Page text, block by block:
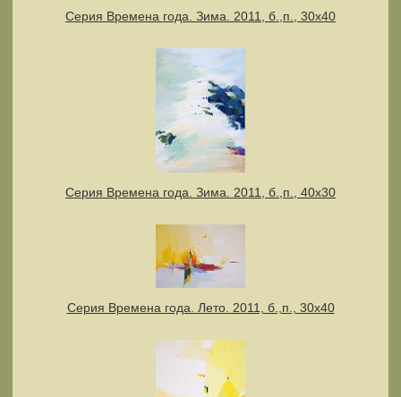
Серия Времена года. Зима. 2011, б.,п., 30х40
Серия Времена года. Зима. 2011, б.,п., 40х30
Серия Времена года. Лето. 2011, б.,п., 30х40